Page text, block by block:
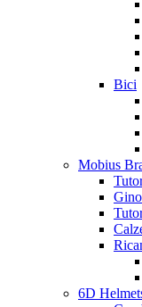
Bici
Mobius
6D